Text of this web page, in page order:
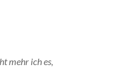
mehr ich es,